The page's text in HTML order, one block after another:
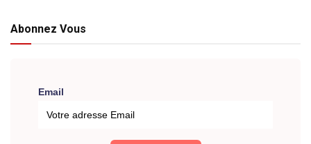
Abonnez Vous
Email